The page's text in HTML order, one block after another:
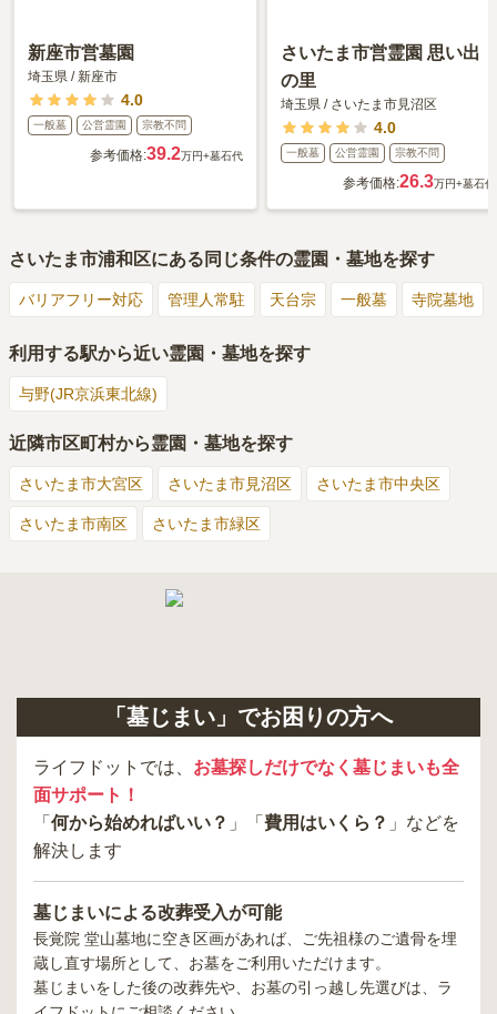
新座市営墓園
埼玉県 /新座市
4.0
一般墓 公営霊園 宗教不問
参考価格:39.2万円+墓石代
さいたま市営霊園 思い出
の里
埼玉県 / さいたま市見沼区
4.0
一般墓 公営霊園 宗教不問
参考価格:26.3万円+墓石代
さいたま市浦和区にある同じ条件の霊園・墓地を探す
バリアフリー対応 管理人常駐 天台宗 一般墓 寺院墓地
利用する駅から近い霊園・墓地を探す
与野(JR京浜東北線)
近隣市区町村から霊園・墓地を探す
さいたま市大宮区 さいたま市見沼区 さいたま市中央区
さいたま市南区 さいたま市緑区
「墓じまい」でお困りの方へ
ライフドットでは、 お墓探しだけでなく墓じまいも全
面サポート！
「 何から始めればいい？ 」「 費用はいくら？ 」などを
解決します
墓じまいによる改葬受入が可能
長覚院 堂山墓地に空き区画があれば、ご先祖様のご遺骨を埋
蔵し直す場所として、お墓をご利用いただけます。
墓じまいをした後の改葬先や、お墓の引っ越し先選びは、ラ